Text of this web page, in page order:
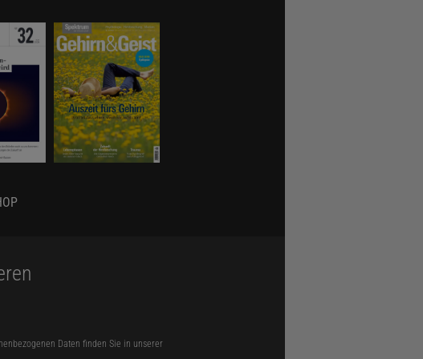
Mythos auch
Daten finden Sie in unserer